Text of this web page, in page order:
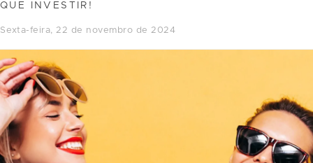
QUE INVESTIR!
sexta-feira, 22 de novembro de 2024